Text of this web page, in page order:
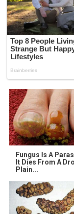
Fungus Is A
It Dies From A
Plain...